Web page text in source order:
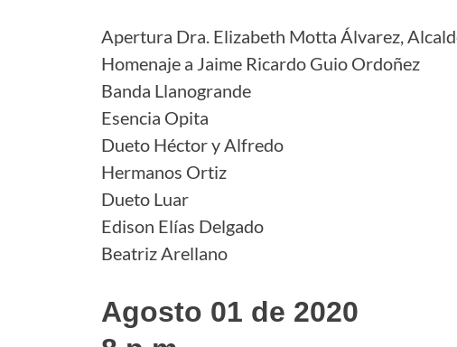
Apertura Dra. Elizabeth Motta Álvarez,
Homenaje a Jaime Ricardo Guio Ordoñez
Banda Llanogrande
Esencia Opita
Dueto Héctor y Alfredo
Hermanos Ortiz
Dueto Luar
Edison Elías Delgado
Beatriz Arellano
Agosto 01 de 2020